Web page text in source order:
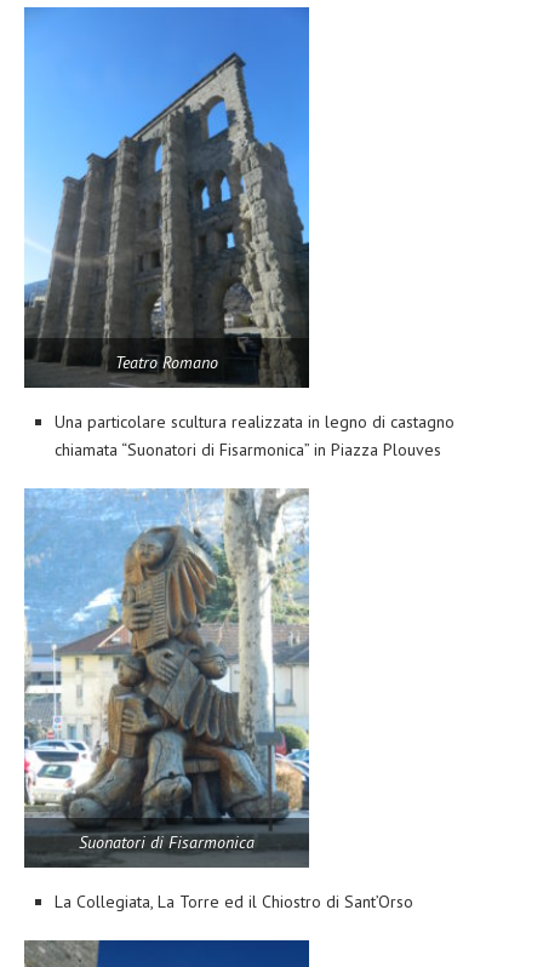
Teatro Romano
Una particolare scultura realizzata in legno di castagno
chiamata “Suonatori di Fisarmonica” in Piazza Plouves
Suonatori di Fisarmonica
La Collegiata, La Torre ed il Chiostro di Sant’Orso